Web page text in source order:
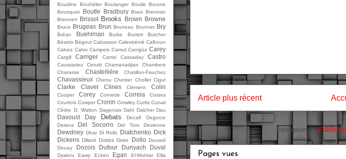
Article plus récent
Inscription à : Publier
Pages vues
Boudine Bouhélier Boulanger Boulle Bourne
Bousquet
Boutle Bradbury Bravi Brennan
Brennert Brissot Brooks Brown Browne
Bruce Brugeas Brun Bruneau Brunner Bry
Bréan Buehlman Burke Burrett
Butcher
Béatrix Bégout Cabasson Calestrémé Calhoun
Calvez Calvo Campeis Camut Canigüz Carey
Cargill Carriger Carrisi Cassaday Castro
Caussarieu Cerutti Chamanadjian
Chambers
Charasse
Chastellière Chatillon-Fauchez
Chavassieux Chenu Chester Chollet Cigut
Clarke Clavel Clines Clément Colin
Cooper Corey Cornette Correia
Costes
Courtois Cowper Cronin Crowley Curtis Curval
Cèdre D. Walton Dagenais Dahl Dalcher Dau
Davoust Day Debats Decalf
Degorce
Deiana
Del Socorro Del Toro Desienne
Dewdney Dhar Di Rollo Diatchenko Dick
Dickens Dillard Dobbs Doke Dollo Douard
Douay
Dozois Dufour Dunyach Duval
Dyakov Eawy Ecken Egan El-Mohtar
Ellis